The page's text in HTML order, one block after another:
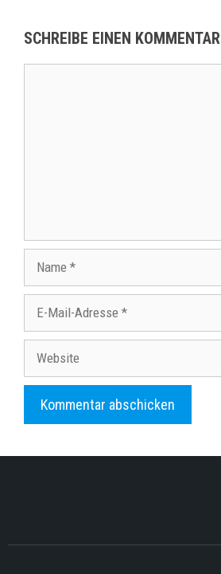
SCHREIBE EINEN KOMMENTAR
Adresse